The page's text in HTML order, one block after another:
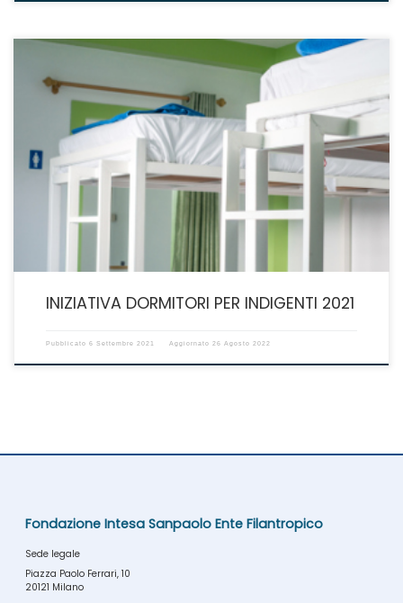
Scadenza iniziativa 8 ottobre 2021 con previsione di chiusura anticipata
al raggiungimento delle 100 adesioni
INIZIATIVA DORMITORI PER INDIGENTI 2021
Pubblicato 6 Settembre 2021 Aggiornato 26 Agosto 2022
Fondazione Intesa Sanpaolo Ente Filantropico
Sede legale
Piazza Paolo Ferrari, 10
20121 Milano